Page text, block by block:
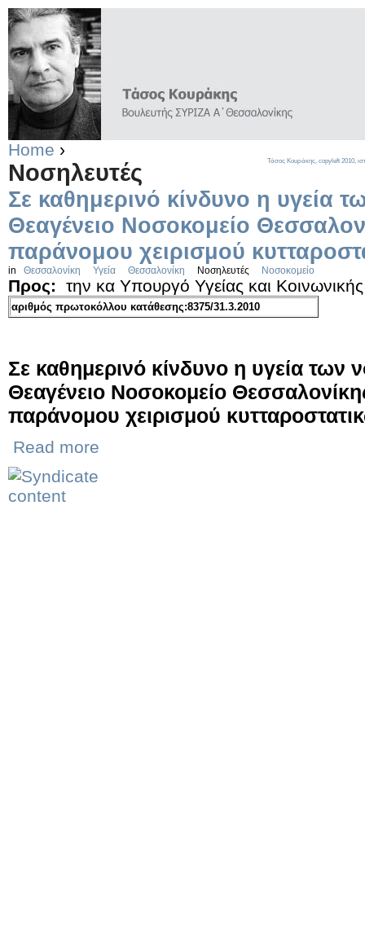
Home ›
Νοσηλευτές
Σε καθημερινό κίνδυνο η υγεία
Θεαγένειο Νοσοκομείο
παράνομου χειρισμού
in Θεσσαλονίκη Υγεία Θεσσαλονίκη Νοσηλευτές Νοσοκομείο
Προς: την κα Υπουργό Υγείας και
αριθμός πρωτοκόλλου κατάθεσης:8375/31.3.2010
Σε καθημερινό κίνδυνο η υγεία των
Θεαγένειο Νοσοκομείο
παράνομου χειρισμού
Read more
Τάσος Κουράκης, copyleft 2010,